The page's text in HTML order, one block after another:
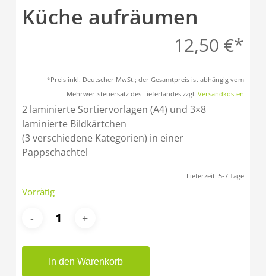
Küche aufräumen
12,50€
*Preis inkl. Deutscher MwSt.; der Gesamtpreis ist abhängig vom
Mehrwertsteuersatz des Lieferlandes zzgl.Versandkosten
2 laminierte Sortiervorlagen (A4) und 3×8
laminierte Bildkärtchen
(3 verschiedene Kategorien) in einer
Pappschachtel
Lieferzeit:5-7 Tage
Vorrätig
In den Warenkorb